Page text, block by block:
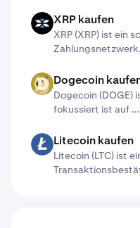
X XRP kaufen
XRP (XRP) ist ein
DOGE Dogecoin
Dogecoin (DOGE)
fokussiert ist auf ...
LTC Litecoin kaufen
Litecoin (LTC) ist